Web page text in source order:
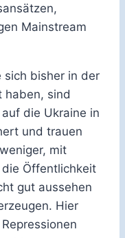
Mainstream
sich bisher in der
haben, sind
die Ukraine in
und trauen
mit
Öffentlichkeit
gut aussehen
Hier